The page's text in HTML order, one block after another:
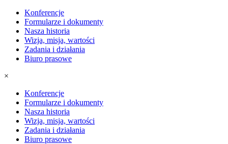
Konferencje
Formularze i dokumenty
Nasza historia
Wizja, misja, wartości
Zadania i działania
Biuro prasowe
×
Konferencje
Formularze i dokumenty
Nasza historia
Wizja, misja, wartości
Zadania i działania
Biuro prasowe